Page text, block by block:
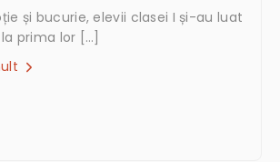
și bucurie, elevii clasei I și-au luat
prima lor […]